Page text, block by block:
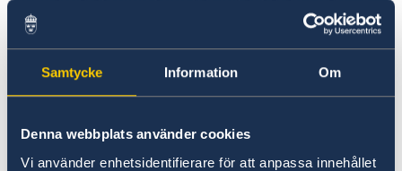
Samtycke Information Om
Denna webbplats använder cookies
Vi använder enhetsidentifierare för att anpassa innehållet
romerska provinsen Moesia. Staden är idag en
arkeologisk plats med lämningar av tempel,
gator och amfiteatrar. Golubac och
Viminaciums arkeologiska park är två av
värda ett besök.